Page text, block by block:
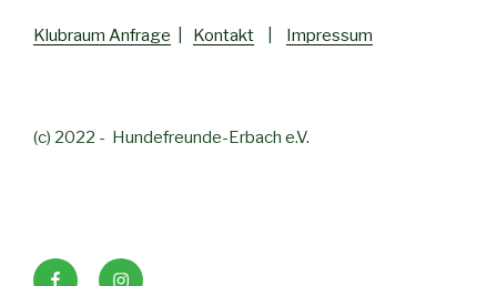
Klubraum Anfrage Kontakt Impressum
(c) 2022 - Hundefreunde-Erbach e.V.